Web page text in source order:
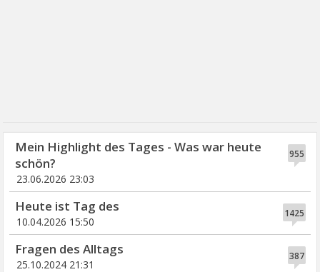
955
Mein Highlight des Tages - Was war heute
schön?
23.06.2026 23:03
1425
Heute ist Tag des
10.04.2026 15:50
387
Fragen des Alltags
25.10.2024 21:31